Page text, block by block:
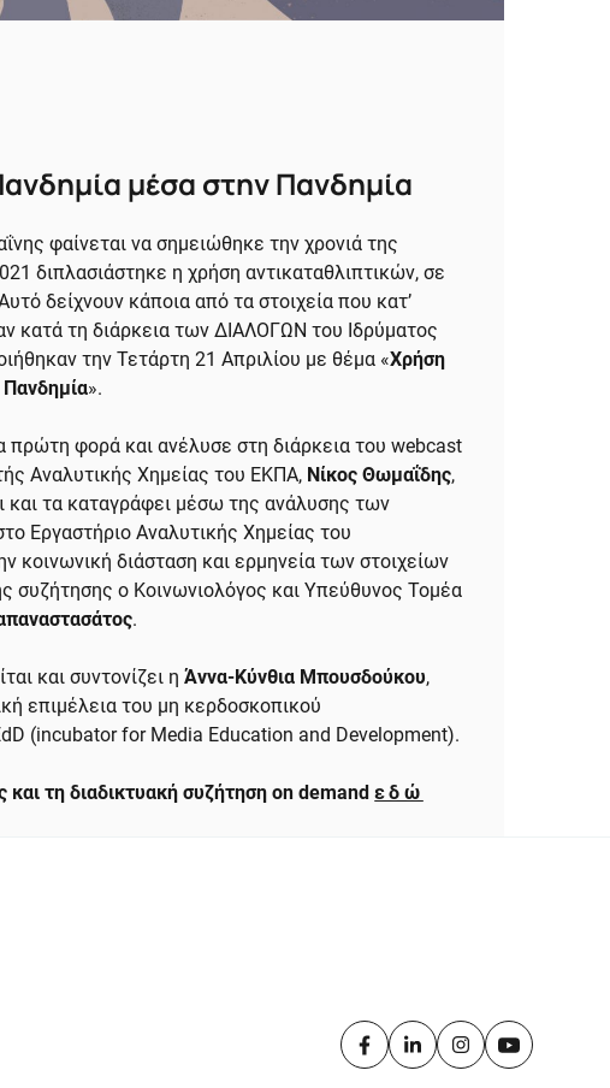
μέσα στην Πανδημία
φαίνεται να σημειώθηκε την χρονιά της
διπλασιάστηκε η χρήση αντικαταθλιπτικών, σε
δείχνουν κάποια από τα στοιχεία που κατ’
κατά τη διάρκεια των ΔΙΑΛΟΓΩΝ του Ιδρύματος
την Τετάρτη 21 Απριλίου με θέμα «Χρήση
».
πρώτη φορά και ανέλυσε στη διάρκεια του webcast
Αναλυτικής Χημείας του ΕΚΠΑ, Νίκος Θωμαΐδης,
τα καταγράφει μέσω της ανάλυσης των
Εργαστήριο Αναλυτικής Χημείας του
κοινωνική διάσταση και ερμηνεία των στοιχείων
συζήτησης ο Κοινωνιολόγος και Υπεύθυνος Τομέα
.
και συντονίζει ηΆννα-Κύνθια Μπουσδούκου,
επιμέλεια του μη κερδοσκοπικού
(incubator for Media Education and Development).
τη διαδικτυακή συζήτηση on demandεδώ